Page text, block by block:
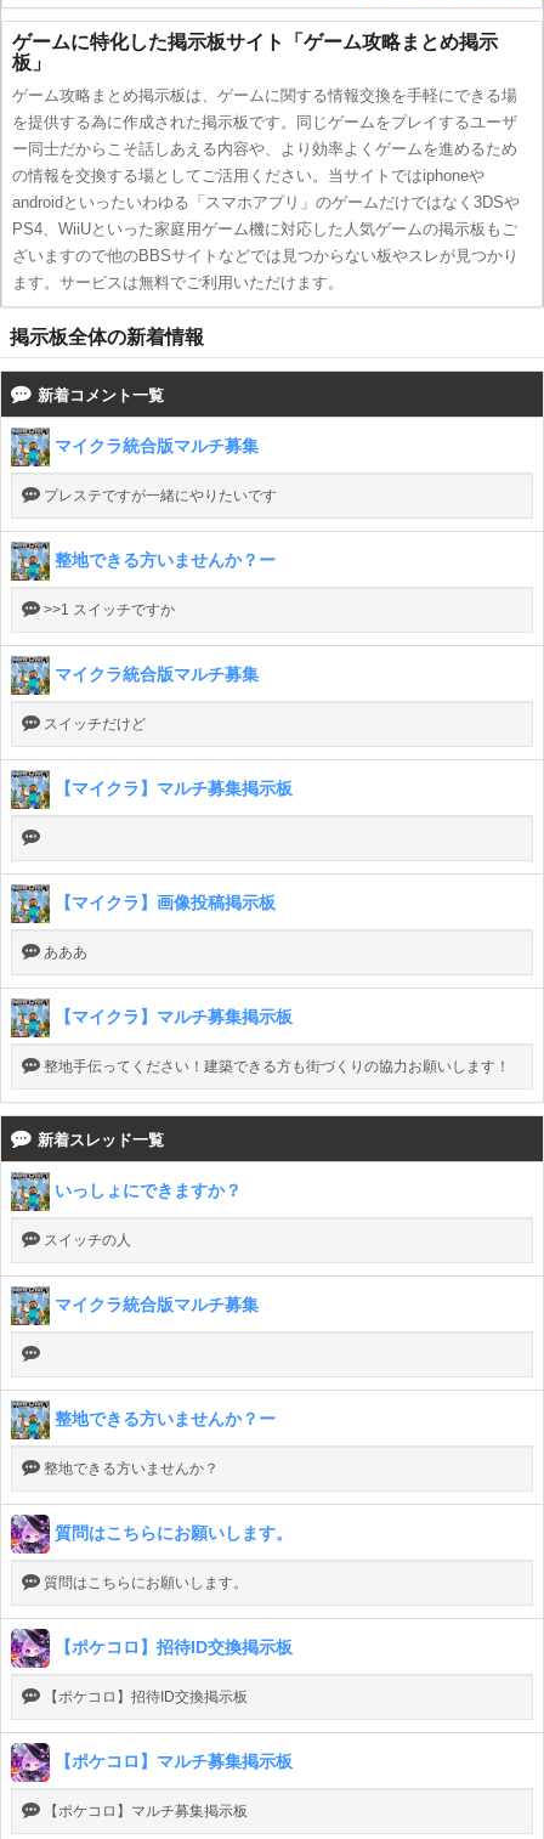
ゲームに特化した掲示板サイト「ゲーム攻略まとめ掲示
板」
ゲーム攻略まとめ掲示板は、ゲームに関する情報交換を手軽にできる場
を提供する為に作成された掲示板です。同じゲームをプレイするユーザ
ー同士だからこそ話しあえる内容や、より効率よくゲームを進めるため
の情報を交換する場としてご活用ください。当サイトではiphoneや
androidといったいわゆる「スマホアプリ」のゲームだけではなく3DSや
PS4、WiiUといった家庭用ゲーム機に対応した人気ゲームの掲示板もご
ざいますので他のBBSサイトなどでは見つからない板やスレが見つかり
ます。サービスは無料でご利用いただけます。
掲示板全体の新着情報
新着コメント一覧
マイクラ統合版マルチ募集
プレステですが一緒にやりたいです
整地できる方いませんか？ー
>>1 スイッチですか
マイクラ統合版マルチ募集
スイッチだけど
【マイクラ】マルチ募集掲示板
【マイクラ】画像投稿掲示板
あああ
【マイクラ】マルチ募集掲示板
整地手伝ってください！建築できる方も街づくりの協力お願いします！
新着スレッド一覧
いっしょにできますか？
スイッチの人
マイクラ統合版マルチ募集
整地できる方いませんか？ー
整地できる方いませんか？
質問はこちらにお願いします。
質問はこちらにお願いします。
【ポケコロ】招待ID交換掲示板
【ポケコロ】招待ID交換掲示板
【ポケコロ】マルチ募集掲示板
【ポケコロ】マルチ募集掲示板